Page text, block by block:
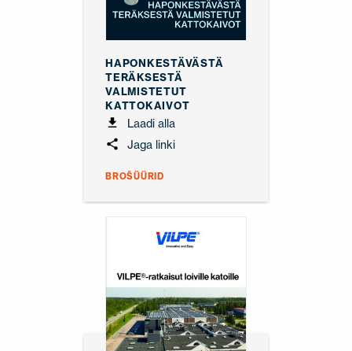
HAPONKESTÄVÄSTÄ
TERÄKSESTÄ
VALMISTETUT
KATTOKAIVOT
Laadi alla
Jaga linki
BROŠÜÜRID